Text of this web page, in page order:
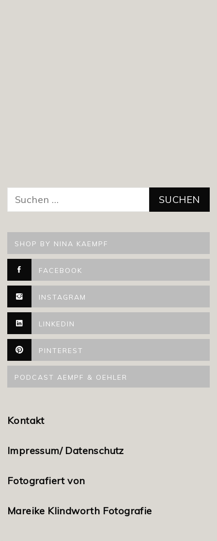
nach:
SHOP BY NINA KAEMPF
FACEBOOK
INSTAGRAM
LINKEDIN
PINTEREST
PODCAST AEMPF & OEHLER
Kontakt
Impressum/ Datenschutz
Fotografiert von
Mareike Klindworth Fotografie